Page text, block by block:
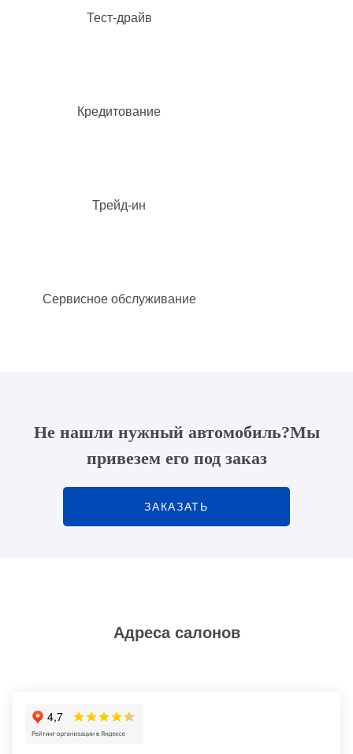
Тест-драйв
Кредитование
Трейд-ин
Сервисное обслуживание
Не нашли нужный автомобиль?Мы
привезем его под заказ
ЗАКАЗАТЬ
Адреса салонов